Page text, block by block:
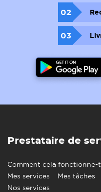
02
03
Prestataire de
Comment cela fonctionne-
Mes services
Mes tâches
Nos services